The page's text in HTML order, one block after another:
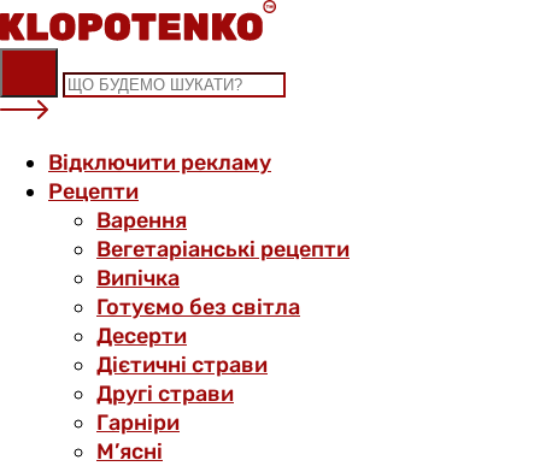
Skip
to
content
Відключити рекламу
Рецепти
Варення
Вегетаріанські рецепти
Випічка
Готуємо без світла
Десерти
Дієтичні страви
Другі страви
Гарніри
М’ясні